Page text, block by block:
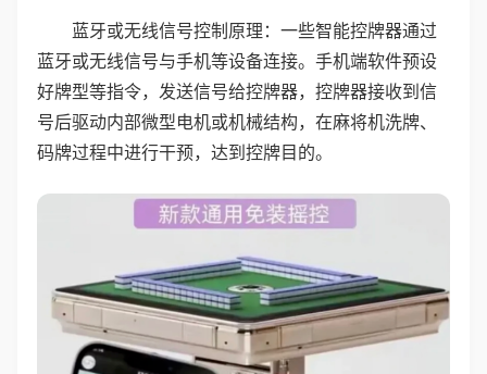
蓝牙或无线信号控制原理：一些智能控牌器通过
蓝牙或无线信号与手机等设备连接。手机端软件预设
好牌型等指令，发送信号给控牌器，控牌器接收到信
号后驱动内部微型电机或机械结构，在麻将机洗牌、
码牌过程中进行干预，达到控牌目的。